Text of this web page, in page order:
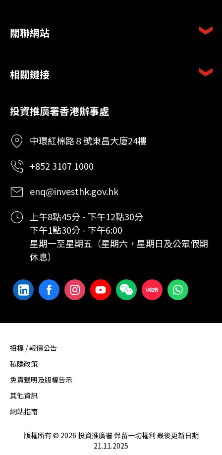
關聯網站
相關鏈接
投資推廣署香港辦事處
中環紅棉路８號東昌大廈24樓
+852 3107 1000
enq@investhk.gov.hk
上午8點45分 - 下午12點30分
下午1點30分 - 下午6:00
星期一至星期五（星期六，星期日及公眾假期
休息）
招標 / 報價公告
私隱政策
免責聲明及版權告示
其他資訊
網站指南
版權所有 © 2026 投資推廣署 保留一切權利 最後更新日期
21.11.2025